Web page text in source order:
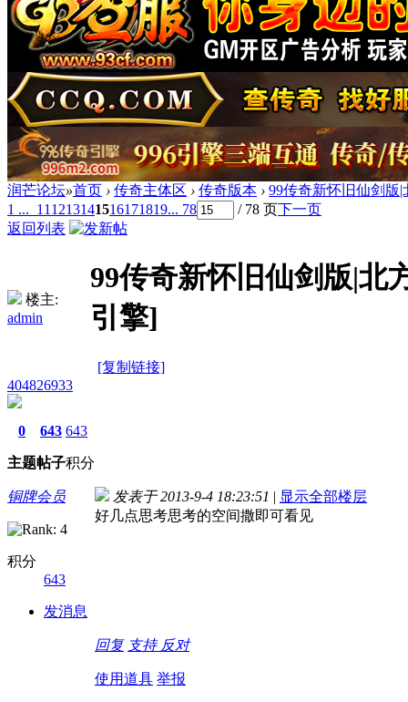
润芒论坛»首页 › 传奇主体区 › 传奇版本 › 99传奇新怀旧仙剑版
1 ... 11 1213141516171819... 78 / 78 页下一页
返回列表
楼主:
admin
99传奇新怀旧仙剑版|北
引擎]
[复制链接]
404826933
0
主题
643
帖子
643
积分
铜牌会员
积分
643
发消息
发表于 2013-9-4 18:23:51 | 显示全部楼层
好几点思考思考的空间撒即可看见
回复 支持 反对
使用道具 举报